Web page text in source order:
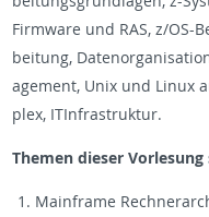
Firmware und RAS, z/OS-
beitung,
age­ment, Unix und Linux
plex, IT­In­fra­struk­tur.
The­men dieser Vor­lesung
Main­frame